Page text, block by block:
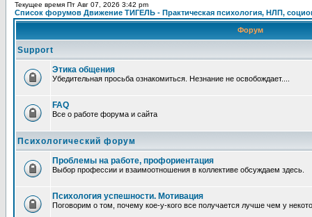
Текущее время Пт Авг 07, 2026 3:42 pm
Список форумов Движение ТИГЕЛЬ - Практическая психология, НЛП,
Форум
Support
Этика общения
Убедительная просьба ознакомиться. Незнание не освобождает....
FAQ
Все о работе форума и сайта
Психологический форум
Проблемы на работе, профориентация
Выбор профессии и взаимоотношения в коллективе обсуждаем здесь.
Психология успешности. Мотивация
Поговорим о том, почему кое-у-кого все получается лучше чем у